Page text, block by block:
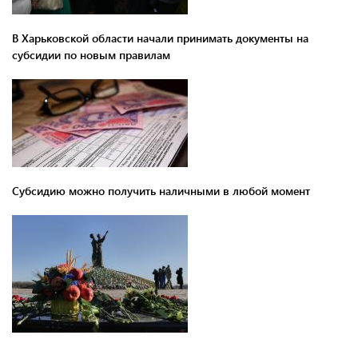
В Харьковской области начали принимать документы на
субсидии по новым правилам
Субсидию можно получить наличными в любой момент